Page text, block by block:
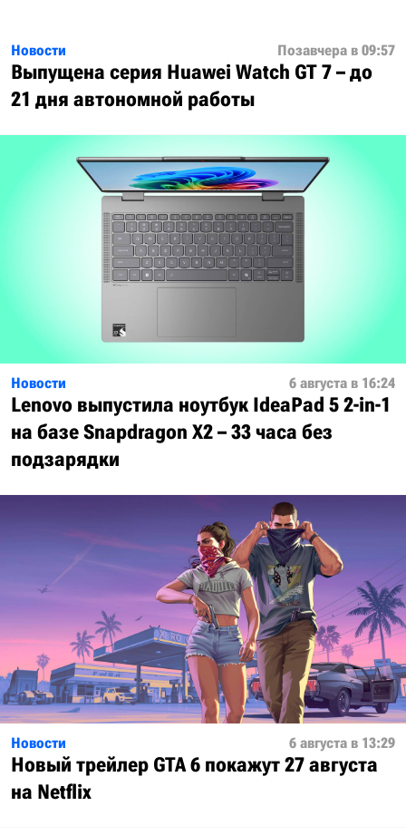
Новости Позавчера в 09:57
Выпущена серия Huawei Watch GT 7 – до
21 дня автономной работы
Новости 6 августа в 16:24
Lenovo выпустила ноутбук IdeaPad 5 2-in-1
на базе Snapdragon X2 – 33 часа без
подзарядки
Новости 6 августа в 13:29
Новый трейлер GTA 6 покажут 27 августа
на Netflix